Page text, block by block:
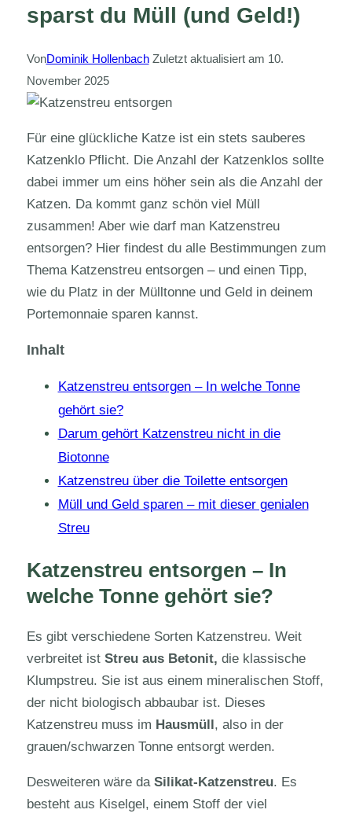
sparst du Müll (und Geld!)
VonDominik Hollenbach Zuletzt aktualisiert am 10.
November 2025
Für eine glückliche Katze ist ein stets sauberes
Katzenklo Pflicht. Die Anzahl der Katzenklos sollte
dabei immer um eins höher sein als die Anzahl der
Katzen. Da kommt ganz schön viel Müll
zusammen! Aber wie darf man Katzenstreu
entsorgen? Hier findest du alle Bestimmungen zum
Thema Katzenstreu entsorgen – und einen Tipp,
wie du Platz in der Mülltonne und Geld in deinem
Portemonnaie sparen kannst.
Inhalt
Katzenstreu entsorgen – In welche Tonne
gehört sie?
Darum gehört Katzenstreu nicht in die
Biotonne
Katzenstreu über die Toilette entsorgen
Müll und Geld sparen – mit dieser genialen
Streu
Katzenstreu entsorgen – In
welche Tonne gehört sie?
Es gibt verschiedene Sorten Katzenstreu. Weit
verbreitet ist Streu aus Betonit, die klassische
Klumpstreu. Sie ist aus einem mineralischen Stoff,
der nicht biologisch abbaubar ist. Dieses
Katzenstreu muss im Hausmüll , also in der
grauen/schwarzen Tonne entsorgt werden.
Desweiteren wäre da Silikat-Katzenstreu. Es
besteht aus Kiselgel, einem Stoff der viel